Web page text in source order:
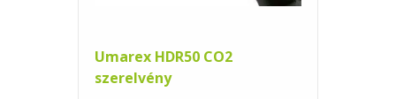
Umarex HDR50 CO2
szerelvény